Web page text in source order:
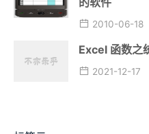
2010-06-18
Excel 函数之
2021-12-17